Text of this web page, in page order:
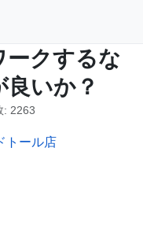
クするな
いか？
: 2263
トール店